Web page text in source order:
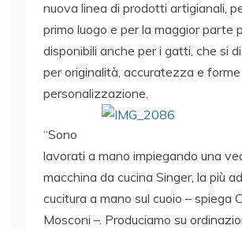
nuova linea di prodotti artigianali,
primo luogo e per la maggior parte
disponibili anche per i gatti, che si
per originalità, accuratezza e forme
personalizzazione.
“Sono
lavorati a mano impiegando una
macchina da cucina Singer, la più
cucitura a mano sul cuoio – spiega
Mosconi –. Produciamo su